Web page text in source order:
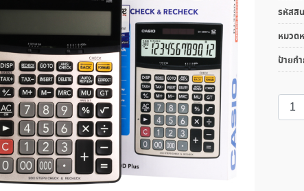
รหัสสิ
หมวด
ป้ายก
จำนวน
CASIO